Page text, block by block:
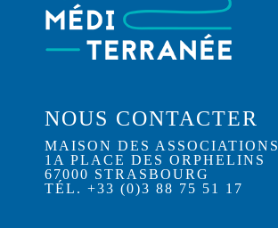
NOUS CONTACTER
MAISON DES ASSOCIATIONS
1A PLACE DES ORPHELINS
67000 STRASBOURG
TÉL. +33 (0)3 88 75 51 17